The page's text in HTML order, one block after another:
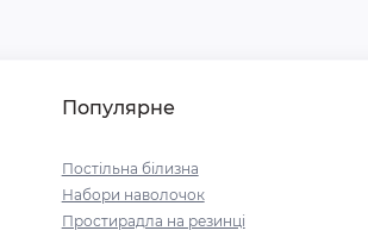
Популярне
Постільна білизна
Набори наволочок
Простирадла на резинці